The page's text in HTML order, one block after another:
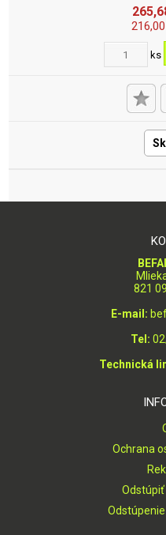
216,00
ks
821
E-mail:
Tel:
Technická
Ochrana